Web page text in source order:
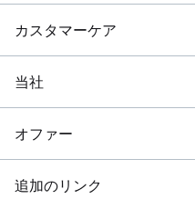
カスタマーケア
当社
オファー
追加のリンク